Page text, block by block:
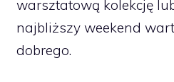
warsztatową kolekcję
najbliższy weekend
dobrego.